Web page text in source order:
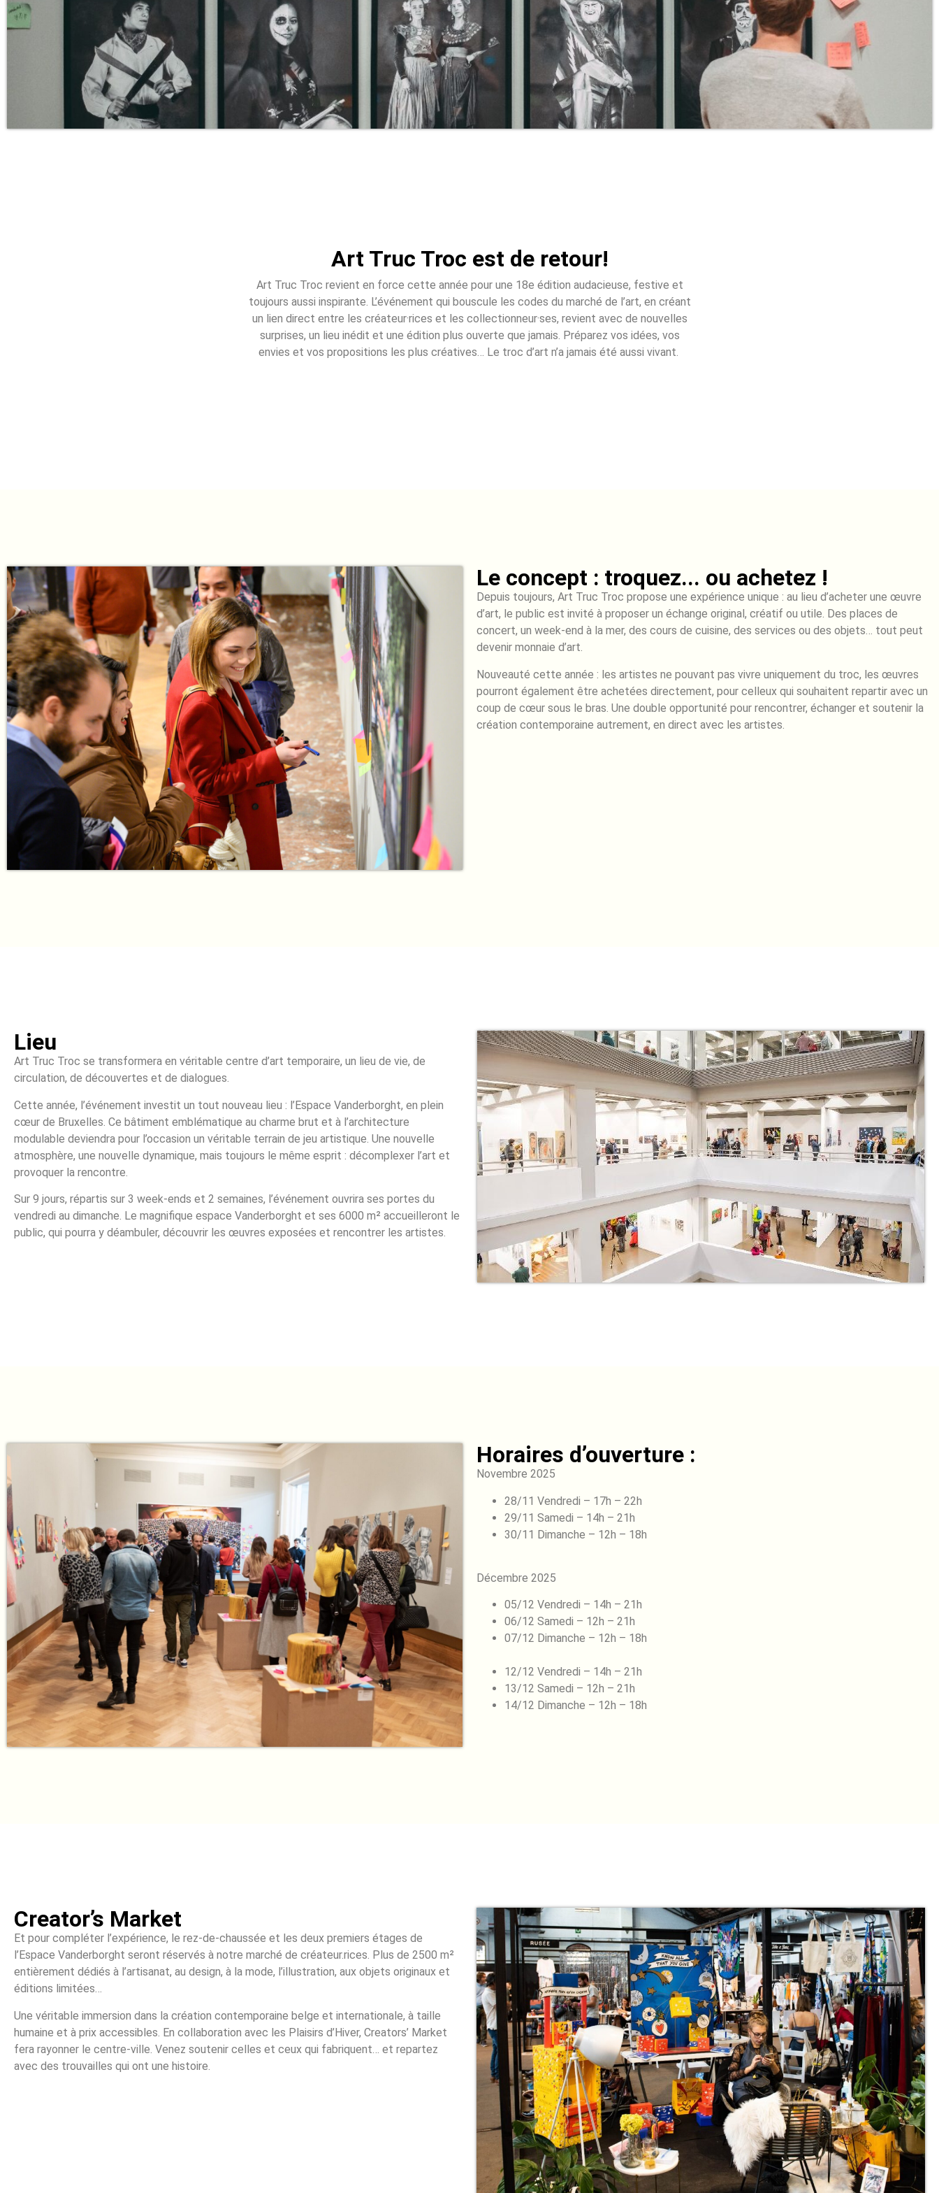
Art Truc Troc est de retour!
Art Truc Troc revient en force cette année pour une 18e édition audacieuse, festive et
toujours aussi inspirante. L’événement qui bouscule les codes du marché de l’art, en créant
un lien direct entre les créateur·rices et les collectionneur·ses, revient avec de nouvelles
surprises, un lieu inédit et une édition plus ouverte que jamais. Préparez vos idées, vos
envies et vos propositions les plus créatives… Le troc d’art n’a jamais été aussi vivant.
Le concept : troquez... ou achetez !
Depuis toujours, Art Truc Troc propose une expérience unique : au lieu d’acheter une œuvre
d’art, le public est invité à proposer un échange original, créatif ou utile. Des places de
concert, un week-end à la mer, des cours de cuisine, des services ou des objets… tout peut
devenir monnaie d’art.
Nouveauté cette année : les artistes ne pouvant pas vivre uniquement du troc, les œuvres
pourront également être achetées directement, pour celleux qui souhaitent repartir avec un
coup de cœur sous le bras. Une double opportunité pour rencontrer, échanger et soutenir la
création contemporaine autrement, en direct avec les artistes.
Lieu
Art Truc Troc se transformera en véritable centre d’art temporaire, un lieu de vie, de
circulation, de découvertes et de dialogues.
Cette année, l’événement investit un tout nouveau lieu : l’Espace Vanderborght, en plein
cœur de Bruxelles. Ce bâtiment emblématique au charme brut et à l’architecture
modulable deviendra pour l’occasion un véritable terrain de jeu artistique. Une nouvelle
atmosphère, une nouvelle dynamique, mais toujours le même esprit : décomplexer l’art et
provoquer la rencontre.
Sur 9 jours, répartis sur 3 week-ends et 2 semaines, l’événement ouvrira ses portes du
vendredi au dimanche. Le magnifique espace Vanderborght et ses 6000 m² accueilleront le
public, qui pourra y déambuler, découvrir les œuvres exposées et rencontrer les artistes.
Horaires d’ouverture :
Novembre 2025
28/11 Vendredi – 17h – 22h
29/11 Samedi – 14h – 21h
30/11 Dimanche – 12h – 18h
Décembre 2025
05/12 Vendredi – 14h – 21h
06/12 Samedi – 12h – 21h
07/12 Dimanche – 12h – 18h
12/12 Vendredi – 14h – 21h
13/12 Samedi – 12h – 21h
14/12 Dimanche – 12h – 18h
Creator’s Market
Et pour compléter l’expérience, le rez-de-chaussée et les deux premiers étages de
l’Espace Vanderborght seront réservés à notre marché de créateur.rices. Plus de 2500 m²
entièrement dédiés à l’artisanat, au design, à la mode, l’illustration, aux objets originaux et
éditions limitées…
Une véritable immersion dans la création contemporaine belge et internationale, à taille
humaine et à prix accessibles. En collaboration avec les Plaisirs d’Hiver, Creators’ Market
fera rayonner le centre-ville. Venez soutenir celles et ceux qui fabriquent… et repartez
avec des trouvailles qui ont une histoire.